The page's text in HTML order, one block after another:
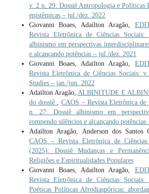
v. 2 n. 29: Dossiê Antropologia e Políticas
epistêmicas – jul./dez. 2022
Giovanni Boaes, Adailton Aragão,
Revista Eletrônica de Ciências
albinismo em perspectivas
e alcançando potências – jul./dez. 2021
Giovanni Boaes, Adailton Aragão,
Revista Eletrônica de Ciências Sociais:
Studies – jan./jun. 2022
Adailton Aragão, ALBINITUDE E
do dossiê
,CAOS – Revista Eletrônica de
n. 27: Dossiê albinismo em
rompendo silêncios e alcançando potências
Adailton Aragão, Anderson dos Santos
CAOS – Revista Eletrônica de
(2025): Dossiê Mudanças e
Religiões e Espiritualidades Populares
Giovanni Boaes, Adailton Aragão,
Revista Eletrônica de Ciências
Poéticas Políticas Afrodiaspóricas: